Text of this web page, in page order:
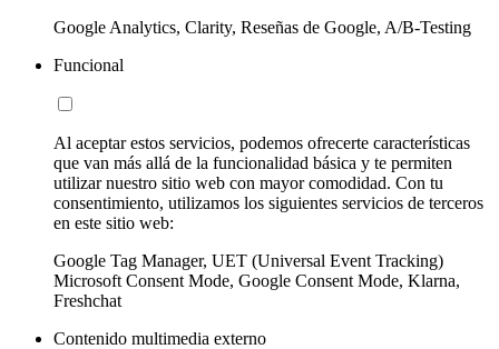
Google Analytics, Clarity, Reseñas de Google, A/B-Testing
Funcional
Al aceptar estos servicios, podemos ofrecerte características
que van más allá de la funcionalidad básica y te permiten
utilizar nuestro sitio web con mayor comodidad. Con tu
consentimiento, utilizamos los siguientes servicios de terceros
en este sitio web:
Google Tag Manager, UET (Universal Event Tracking)
Microsoft Consent Mode, Google Consent Mode, Klarna,
Freshchat
Contenido multimedia externo